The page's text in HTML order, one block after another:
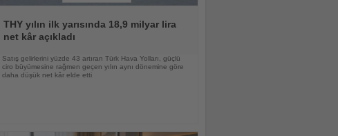
Oku
THY yılın ilk yarısında 18,9 milyar lira
net kâr açıkladı
Satış gelirlerini yüzde 43 artıran Türk Hava Yolları, güçlü
ciro büyümesine rağmen geçen yılın aynı dönemine göre
daha düşük net kâr elde etti